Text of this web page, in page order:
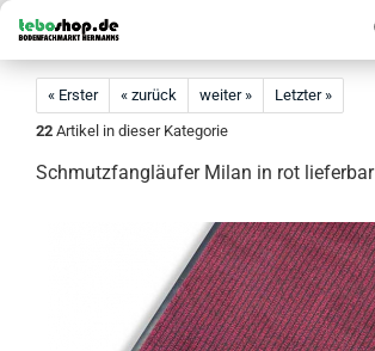
« Erster « zurück weiter »
Letzter »
22 Artikel in dieser Kategorie
Schmutzfangläufer Milan in rot lieferbar